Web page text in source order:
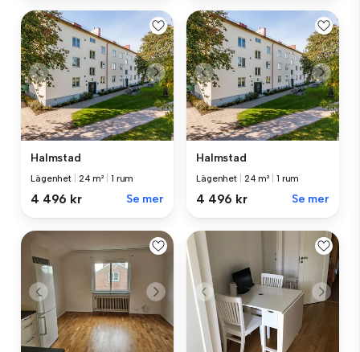
Halmstad
Lägenhet 24 m² 1 rum
4 496 kr Se mer
Halmstad
Lägenhet 24 m² 1 rum
4 496 kr Se mer